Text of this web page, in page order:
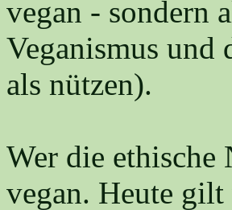
vegan - sondern
Veganismus und
als nützen).
Wer die
vegan. Heute